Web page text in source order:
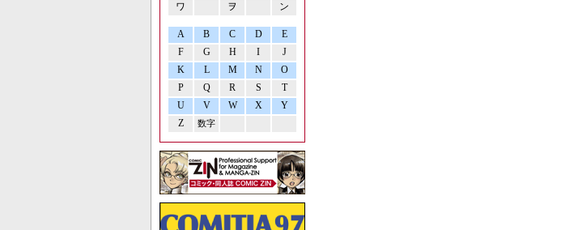
ワ
ヲ ン
A B C D
E
F
G H I
J
K
L M N
O
P
Q R S
T
U
V W X
Y
Z
数字